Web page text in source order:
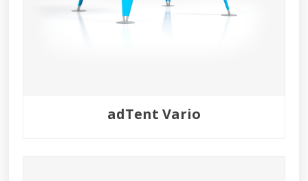
adTent Vario